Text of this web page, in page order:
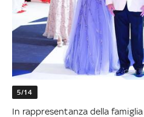
5/14
In rappresentanza della